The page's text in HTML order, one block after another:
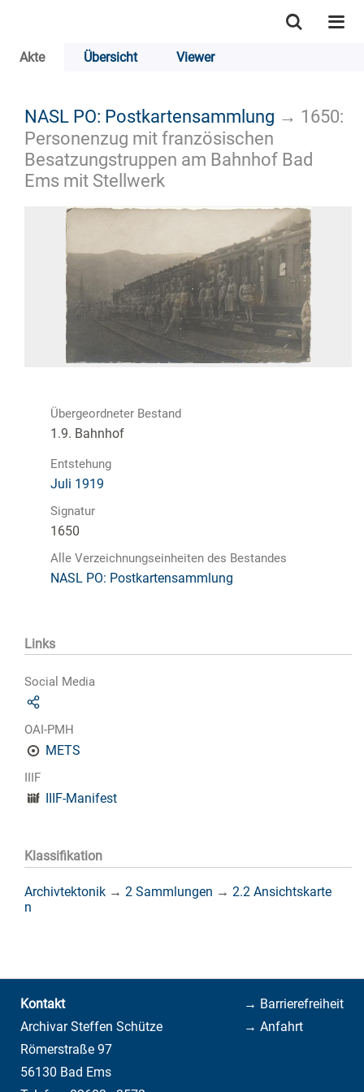
Akte Übersicht Viewer
NASL PO: Postkartensammlung → 1650:
Personenzug mit französischen
Besatzungstruppen am Bahnhof Bad
Ems mit Stellwerk
Übergeordneter Bestand
1.9. Bahnhof
Entstehung
Juli 1919
Signatur
1650
Alle Verzeichnungseinheiten des Bestandes
NASL PO: Postkartensammlung
Links
Social Media
OAI-PMH
METS
IIIF
IIIF-Manifest
Klassifikation
Archivtektonik → 2 Sammlungen → 2.2 Ansichtskarte
n
→ Barrierefreiheit
→ Anfahrt
Kontakt
Archivar Steffen Schütze
Römerstraße 97
56130 Bad Ems